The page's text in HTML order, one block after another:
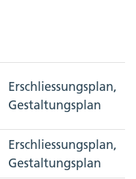
Erschliessungsplan,
Gestaltungsplan
Erschliessungsplan,
Gestaltungsplan